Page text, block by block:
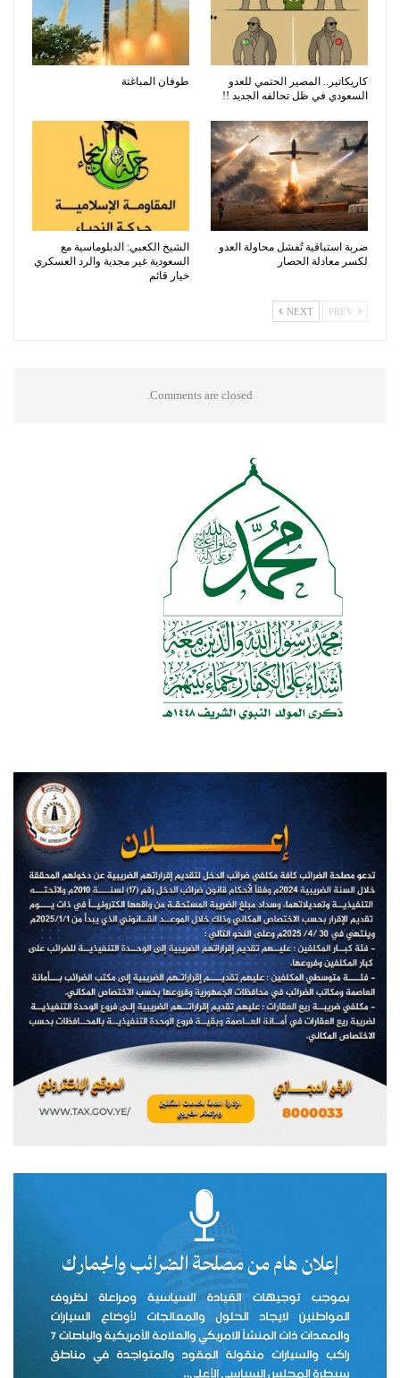
كاريكاتير.. المصير الحتمي للعدو
السعودي في ظل تحالفه الجديد !!
طوفان المباغتة
ضربة استباقية تُفشل محاولة العدو
لكسر معادلة الحصار
الشيخ الكعبي: الدبلوماسية مع
السعودية غير مجدية والرد العسكري
خيار قائم
NEXT
Comments are closed.